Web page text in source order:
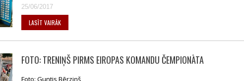
25/06/2017
LASĪT VAIRĀK
FOTO: TRENIŅŠ PIRMS EIROPAS KOMANDU ČEMPIONĀTA
Foto: Guntis Bērziņš